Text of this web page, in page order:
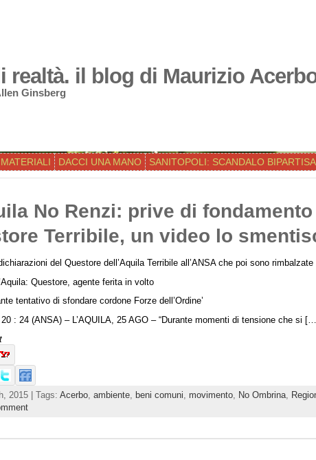
realtà. il blog di Maurizio
Ginsberg
MATERIALI DACCI UNA MANO SANITOPOLI: SCANDALO
No Renzi: prive di
Terribile, un video lo
del Questore dell’Aquila Terribile all’ANSA che poi sono
Questore, agente ferita in volto
tentativo di sfondare cordone Forze dell’Ordine’
: 24 (ANSA) – L’AQUILA, 25 AGO – “Durante momenti di tensione che si
2015 | Tags: Acerbo ambiente beni comuni movimento No Ombrina